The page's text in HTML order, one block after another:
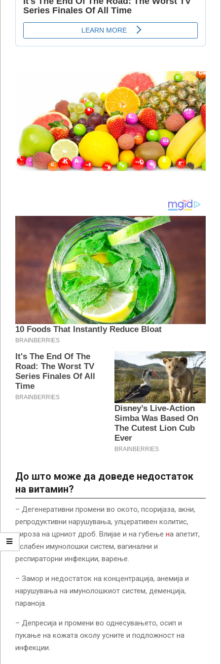
До што може да доведе недостаток
на витамин?
– Дегенеративни промени во окото, псоријаза, акни,
репродуктивни нарушувања, улцеративен колитис,
цироза на црниот дроб. Влијае и на губење на апетит,
ослабен имунолошки систем, вагинални и
респираторни инфекции, варење.
– Замор и недостаток на концентрација, анемија и
нарушувања на имунолошкиот систем, деменција,
параноја.
– Депресија и промени во однесувањето, осип и
пукање на кожата околу усните и подложност на
инфекции.